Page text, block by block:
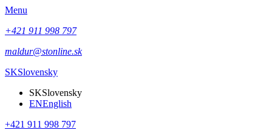
Menu
+421 911 998 797
maldur@stonline.sk
SKSlovensky
SKSlovensky
ENEnglish
+421 911 998 797